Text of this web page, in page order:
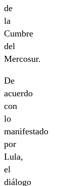
de
la
Cumbre
del
Mercosur.
De
acuerdo
con
lo
manifestado
por
Lula,
el
diálogo